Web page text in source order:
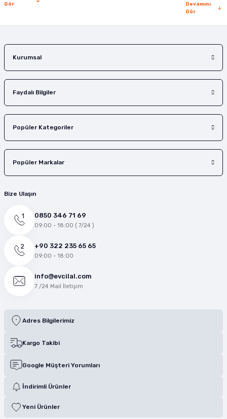
Gör
Devamını
Gör
Kurumsal
Faydalı Bilgiler
Popüler Kategoriler
Popüler Markalar
Bize Ulaşın
0850 346 71 69
09:00 - 18:00 ( 7/24 )
+90 322 235 65 65
09:00 - 18:00
info@evcilal.com
7 /24 Mail İletişim
Adres Bilgilerimiz
Kargo Takibi
Google Müşteri Yorumları
İndirimli Ürünler
Yeni Ürünler